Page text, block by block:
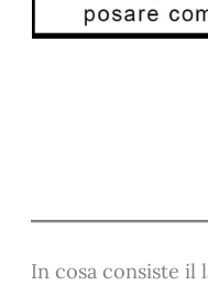
In cosa consiste il